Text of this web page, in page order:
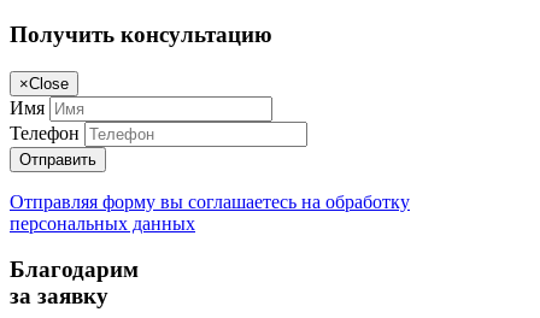
Получить консультацию
×Close
Имя
Телефон
Отправить
Отправляя форму вы соглашаетесь на обработку
персональных данных
Благодарим
за заявку